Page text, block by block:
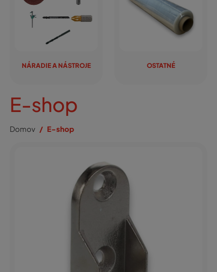
NÁRADIE A NÁSTROJE OSTATNÉ
E-shop
Domov E-shop